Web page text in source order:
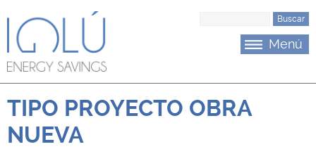
Saltar al menu principal
r
Menú
TIPO PROYECTO OBRA
NUEVA